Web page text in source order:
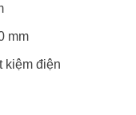
mm
kiệm điện